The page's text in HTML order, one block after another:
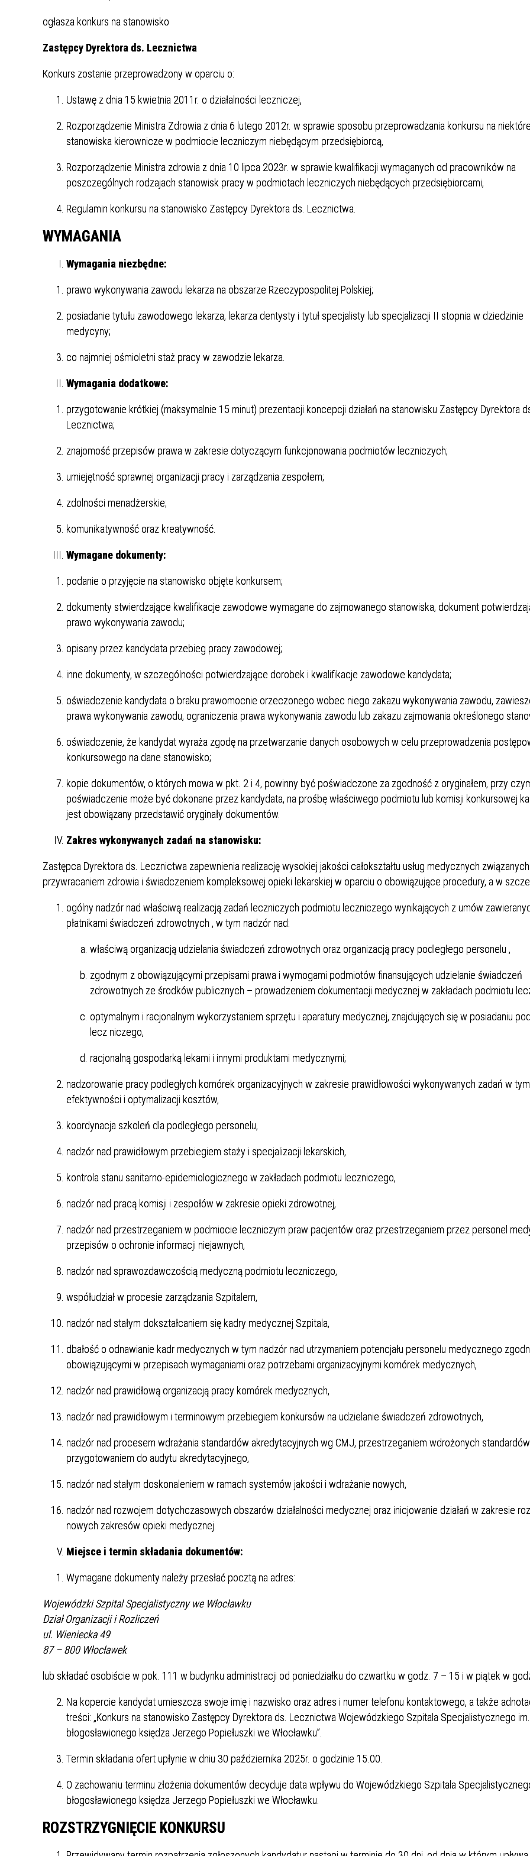
Zdjęcia Posiłków
Materiały Edukacyjne dla Pacjentów
Wyniki Uzyskanych Badań
Zgłaszanie Anonimowych Uwag
Cennik Badań Diagnostycznych i
Usług
Protokoły Kontroli Wody
Komunikaty ws.
Jonizującego
Wsparcie w Kryzysie Psychicznym –
Telefonów Pomocowych
Poradnia Ortopedii i Traumatologii
Oddział Rehabilitacji
Kardiologicznej/Oddział Dzienny
ogłasza konkurs na stanowisko
Zastępcy Dyrektora ds. Lecznictwa
Konkurs zostanie przeprowadzony w oparciu o:
Ustawę z dnia 15 kwietnia 2011r. o działalności leczniczej,
Rozporządzenie Ministra Zdrowia z dnia 6 lutego 2012r. w sprawie sposobu przeprowadzania konkursu na niektóre
stanowiska kierownicze w podmiocie leczniczym niebędącym przedsiębiorcą,
Rozporządzenie Ministra zdrowia z dnia 10 lipca 2023r. w sprawie kwalifikacji wymaganych od pracowników na
poszczególnych rodzajach stanowisk pracy w podmiotach leczniczych niebędących przedsiębiorcami,
Regulamin konkursu na stanowisko Zastępcy Dyrektora ds. Lecznictwa.
WYMAGANIA
Wymagania niezbędne:
prawo wykonywania zawodu lekarza na obszarze Rzeczypospolitej Polskiej;
posiadanie tytułu zawodowego lekarza, lekarza dentysty i tytuł specjalisty lub specjalizacji II stopnia w dziedzinie
medycyny;
co najmniej ośmioletni staż pracy w zawodzie lekarza.
Wymagania dodatkowe:
przygotowanie krótkiej (maksymalnie 15 minut) prezentacji koncepcji działań na stanowisku Zastępcy Dyrektora
Lecznictwa;
znajomość przepisów prawa w zakresie dotyczącym funkcjonowania podmiotów leczniczych;
umiejętność sprawnej organizacji pracy i zarządzania zespołem;
zdolności menadżerskie;
komunikatywność oraz kreatywność.
Wymagane dokumenty:
podanie o przyjęcie na stanowisko objęte konkursem;
dokumenty stwierdzające kwalifikacje zawodowe wymagane do zajmowanego stanowiska, dokument
prawo wykonywania zawodu;
opisany przez kandydata przebieg pracy zawodowej;
inne dokumenty, w szczególności potwierdzające dorobek i kwalifikacje zawodowe kandydata;
oświadczenie kandydata o braku prawomocnie orzeczonego wobec niego zakazu wykonywania zawodu,
prawa wykonywania zawodu, ograniczenia prawa wykonywania zawodu lub zakazu zajmowania określonego
oświadczenie, że kandydat wyraża zgodę na przetwarzanie danych osobowych w celu przeprowadzenia
konkursowego na dane stanowisko;
kopie dokumentów, o których mowa w pkt. 2 i 4, powinny być poświadczone za zgodność z oryginałem, przy
poświadczenie może być dokonane przez kandydata, na prośbę właściwego podmiotu lub komisji konkursowej
jest obowiązany przedstawić oryginały dokumentów.
Zakres wykonywanych zadań na stanowisku:
Zastępca Dyrektora ds. Lecznictwa zapewnienia realizację wysokiej jakości całokształtu usług medycznych
przywracaniem zdrowia i świadczeniem kompleksowej opieki lekarskiej w oparciu o obowiązujące procedury, a w
ogólny nadzór nad właściwą realizacją zadań leczniczych podmiotu leczniczego wynikających z umów
płatnikami świadczeń zdrowotnych , w tym nadzór nad:
właściwą organizacją udzielania świadczeń zdrowotnych oraz organizacją pracy podległego personelu ,
zgodnym z obowiązującymi przepisami prawa i wymogami podmiotów finansujących udzielanie świadczeń
zdrowotnych ze środków publicznych – prowadzeniem dokumentacji medycznej w zakładach podmiotu
optymalnym i racjonalnym wykorzystaniem sprzętu i aparatury medycznej, znajdujących się w posiadaniu
lecz niczego,
racjonalną gospodarką lekami i innymi produktami medycznymi;
nadzorowanie pracy podległych komórek organizacyjnych w zakresie prawidłowości wykonywanych zadań w tym
efektywności i optymalizacji kosztów,
koordynacja szkoleń dla podległego personelu,
nadzór nad prawidłowym przebiegiem staży i specjalizacji lekarskich,
kontrola stanu sanitarno-epidemiologicznego w zakładach podmiotu leczniczego,
nadzór nad pracą komisji i zespołów w zakresie opieki zdrowotnej,
nadzór nad przestrzeganiem w podmiocie leczniczym praw pacjentów oraz przestrzeganiem przez personel
przepisów o ochronie informacji niejawnych,
nadzór nad sprawozdawczością medyczną podmiotu leczniczego,
współudział w procesie zarządzania Szpitalem,
nadzór nad stałym dokształcaniem się kadry medycznej Szpitala,
dbałość o odnawianie kadr medycznych w tym nadzór nad utrzymaniem potencjału personelu medycznego
obowiązującymi w przepisach wymaganiami oraz potrzebami organizacyjnymi komórek medycznych,
nadzór nad prawidłową organizacją pracy komórek medycznych,
nadzór nad prawidłowym i terminowym przebiegiem konkursów na udzielanie świadczeń zdrowotnych,
nadzór nad procesem wdrażania standardów akredytacyjnych wg CMJ, przestrzeganiem wdrożonych
przygotowaniem do audytu akredytacyjnego,
nadzór nad stałym doskonaleniem w ramach systemów jakości i wdrażanie nowych,
nadzór nad rozwojem dotychczasowych obszarów działalności medycznej oraz inicjowanie działań w zakresie
nowych zakresów opieki medycznej.
Miejsce i termin składania dokumentów:
Wymagane dokumenty należy przesłać pocztą na adres:
Wojewódzki Szpital Specjalistyczny we Włocławku
Dział Organizacji i Rozliczeń
ul. Wieniecka 49
87 – 800 Włocławek
lub składać osobiście w pok. 111 w budynku administracji od poniedziałku do czwartku w godz. 7 – 15 i w piątek w
Na kopercie kandydat umieszcza swoje imię i nazwisko oraz adres i numer telefonu kontaktowego, a także
treści: „Konkurs na stanowisko Zastępcy Dyrektora ds. Lecznictwa Wojewódzkiego Szpitala Specjalistycznego im.
błogosławionego księdza Jerzego Popiełuszki we Włocławku”.
Termin składania ofert upłynie w dniu 30 października 2025r. o godzinie 15.00.
O zachowaniu terminu złożenia dokumentów decyduje data wpływu do Wojewódzkiego Szpitala
błogosławionego księdza Jerzego Popiełuszki we Włocławku.
ROZSTRZYGNIĘCIE KONKURSU